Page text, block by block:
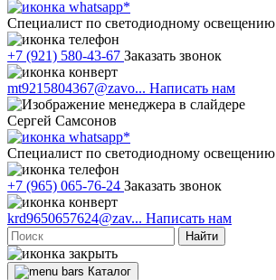
Cпециалист по светодиодному освещению
+7 (921) 580-43-67 Заказать звонок
mt9215804367@zavo... Написать нам
Сергей Самсонов
Cпециалист по светодиодному освещению
+7 (965) 065-76-24 Заказать звонок
krd9650657624@zav... Написать нам
Найти
Каталог